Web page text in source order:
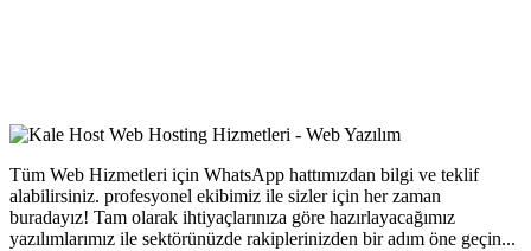
Tüm Web Hizmetleri için WhatsApp hattımızdan bilgi ve teklif
alabilirsiniz. profesyonel ekibimiz ile sizler için her zaman
buradayız! Tam olarak ihtiyaçlarınıza göre hazırlayacağımız
yazılımlarımız ile sektörünüzde rakiplerinizden bir adım öne geçin...